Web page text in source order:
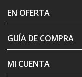
EN OFERTA
GUÍA DE COMPRA
MI CUENTA